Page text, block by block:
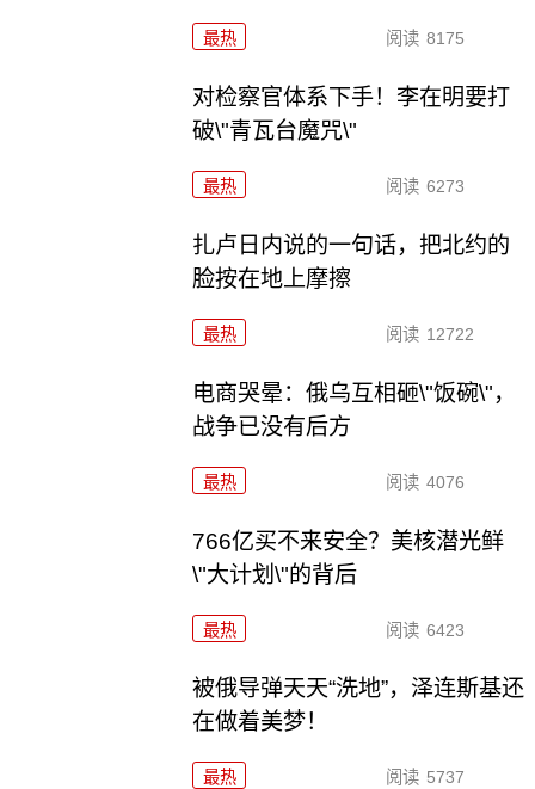
最热 阅读 8175
对检察官体系下手！李在明要打
破\"青瓦台魔咒\"
最热 阅读 6273
扎卢日内说的一句话，把北约的
脸按在地上摩擦
最热 阅读 12722
电商哭晕：俄乌互相砸\"饭碗\"，
战争已没有后方
最热 阅读 4076
766亿买不来安全？美核潜光鲜
\"大计划\"的背后
最热 阅读 6423
被俄导弹天天“洗地”，泽连斯基还
在做着美梦！
最热 阅读 5737